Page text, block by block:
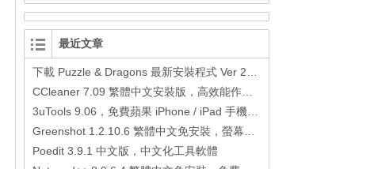
最近文章
Poedit 3.9.1 中文版，中文化工具軟體